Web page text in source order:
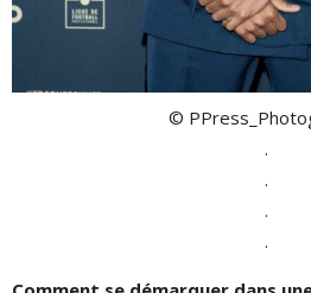
©
.
.
.
.